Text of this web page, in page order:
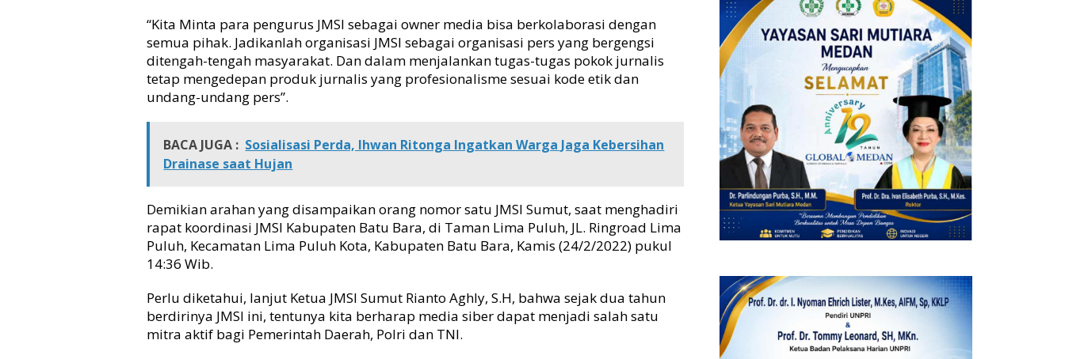
B
a
r
a
J
a
k
a
M
S
O
r
a
n
i
“Kita Minta para pengurus JMSI sebagai owner media bisa berkolaborasi dengan
semua pihak. Jadikanlah organisasi JMSI sebagai organisasi pers yang bergengsi
ditengah-tengah masyarakat. Dan dalam menjalankan tugas-tugas pokok jurnalis
tetap mengedepan produk jurnalis yang profesionalisme sesuai kode etik dan
undang-undang pers”.
BACA JUGA : Sosialisasi Perda, Ihwan Ritonga Ingatkan Warga Jaga Kebersihan
Drainase saat Hujan
Demikian arahan yang disampaikan orang nomor satu JMSI Sumut, saat menghadiri
rapat koordinasi JMSI Kabupaten Batu Bara, di Taman Lima Puluh, JL. Ringroad Lima
Puluh, Kecamatan Lima Puluh Kota, Kabupaten Batu Bara, Kamis (24/2/2022) pukul
14:36 Wib.
Perlu diketahui, lanjut Ketua JMSI Sumut Rianto Aghly, S.H, bahwa sejak dua tahun
berdirinya JMSI ini, tentunya kita berharap media siber dapat menjadi salah satu
mitra aktif bagi Pemerintah Daerah, Polri dan TNI.